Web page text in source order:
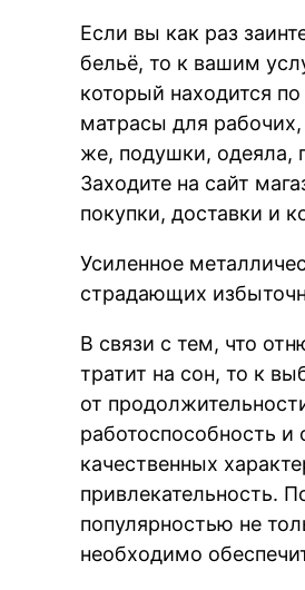
Если вы как раз
бельё, то к вашим
который находится
матрасы для
же, подушки, одеяла,
Заходите на сайт
покупки, доставки и
Усиленное
страдающих
В связи с тем, что
тратит на сон, то к
от
работоспособность
качественных
привлекательность.
популярностью не
необходимо